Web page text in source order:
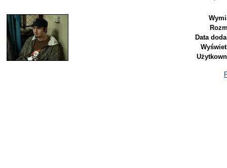
Data